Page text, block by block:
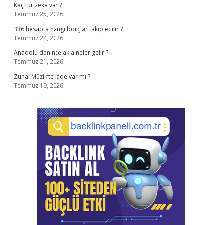
Kaç tür zeka var ?
Temmuz 25, 2026
336 hesapta hangi borçlar takip edilir ?
Temmuz 24, 2026
Anadolu denince akla neler gelir ?
Temmuz 21, 2026
Zuhal Müzik’te iade var mı ?
Temmuz 19, 2026